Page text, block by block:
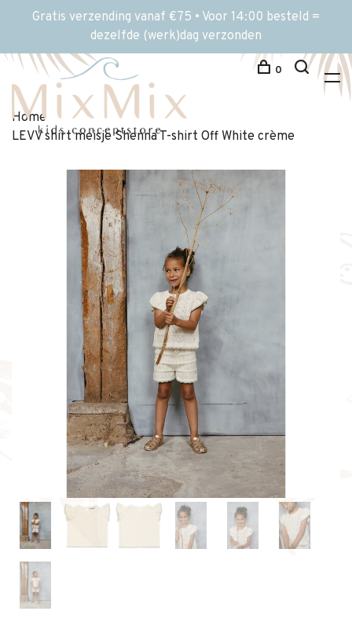
Gratis verzending vanaf €75 • Voor 14:00 besteld =
dezelfde (werk)dag verzonden
0
Home
LEVV shirt meisje Shenna T-shirt Off White crème